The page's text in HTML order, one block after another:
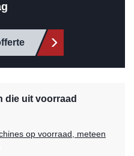
die uit voorraad
op voorraad, meteen